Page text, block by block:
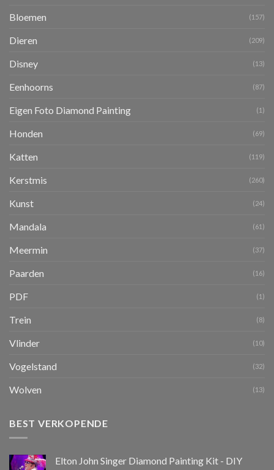
Bloemen (157)
Dieren (209)
Disney (13)
Eenhoorns (87)
Eigen Foto Diamond Painting (1)
Honden (69)
Katten (119)
Kerstmis (260)
Kunst (24)
Mandala (61)
Meermin (37)
Paarden (16)
PDF (1)
Trein (8)
Vlinder (10)
Vogelstand (32)
Wolven (13)
BEST VERKOPENDE
Elton John Singer Diamond Painting Kit - DIY